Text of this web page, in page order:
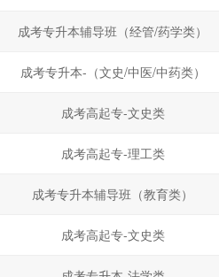
成考专升本辅导班（经管/药学类）
成考专升本-（文史/中医/中药类）
成考高起专-文史类
成考高起专-理工类
成考专升本辅导班（教育类）
成考高起专-文史类